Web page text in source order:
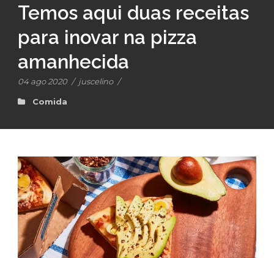
Temos aqui duas receitas
para inovar na pizza
amanhecida
04 ago 2020 / juscelino /
Comida